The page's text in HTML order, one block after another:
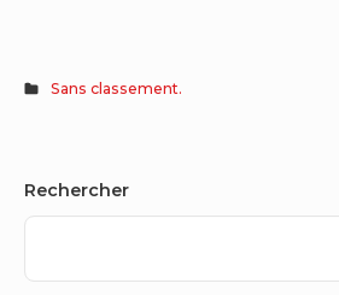
Sans classement.
Sidebar
Widget
Area
Rechercher